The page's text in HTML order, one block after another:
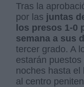
Tras la
por las juntas
los presos 1-0
semana a sus
tercer grado. A
estarán
noches hasta el
al centro